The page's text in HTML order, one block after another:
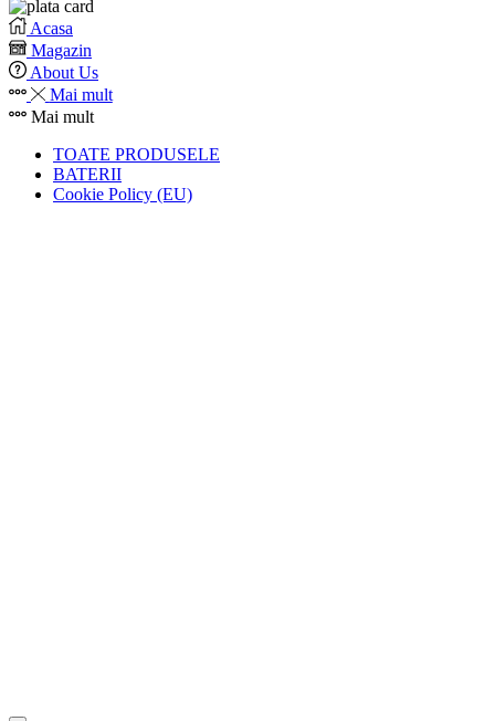
Acasa
Magazin
About Us
Mai mult
Mai mult
TOATE PRODUSELE
BATERII
Cookie Policy (EU)